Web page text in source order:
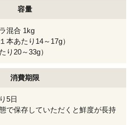
容量
混合 1kg
本あたり14～17g）
り20～33g）
消費期限
5日
で保存していただくと鮮度が長持